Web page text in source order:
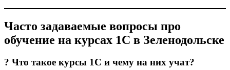
Часто задаваемые вопросы про
обучение на курсах 1С в Зеленодольске
? Что такое курсы 1С и чему на них учат?